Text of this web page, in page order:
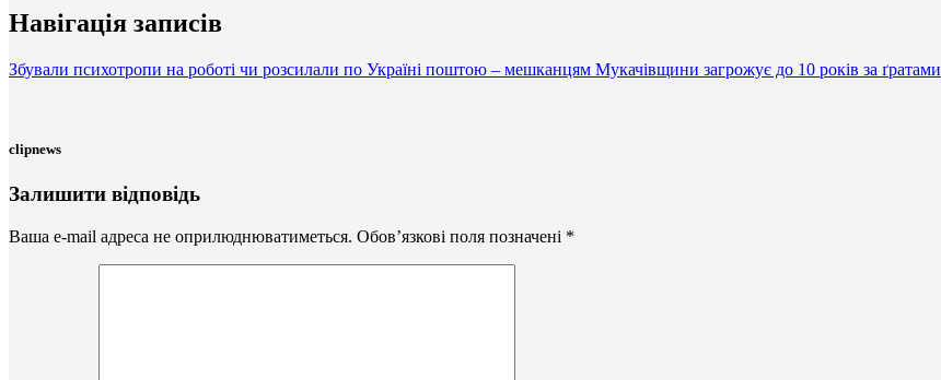
Навігація записів
Збували психотропи на роботі чи розсилали по Україні поштою – мешканцям Мукачівщини загрожує до 10 років за ґратами
clipnews
Залишити відповідь
Ваша e-mail адреса не оприлюднюватиметься. Обов’язкові поля позначені *